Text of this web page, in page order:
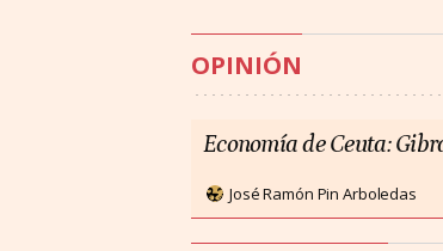
OPINIÓN
Economía de Ceuta:
José Ramón Pin Arboledas